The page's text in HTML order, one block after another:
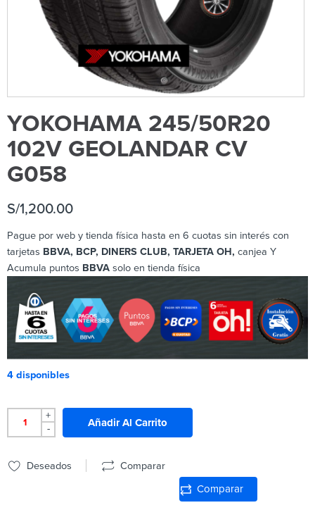
YOKOHAMA 245/50R20
102V GEOLANDAR CV
G058
S/1,200.00
Pague por web y tienda física hasta en 6 cuotas sin interés con
tarjetas BBVA, BCP, DINERS CLUB, TARJETA OH, canjea Y
Acumula puntos BBVA solo en tienda física
4 disponibles
+
-
Añadir Al Carrito
Deseados Comparar
Comparar